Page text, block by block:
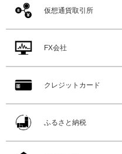
仮想通貨取引所
FX会社
クレジットカード
ふるさと納税